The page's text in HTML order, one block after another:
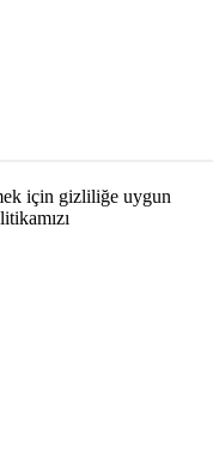
için gizliliğe uygun